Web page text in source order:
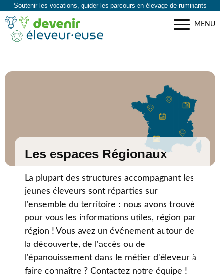
Soutenir les vocations, guider les parcours en élevage de ruminants
MENU
Les espaces Régionaux
La plupart des structures accompagnant les
jeunes éleveurs sont réparties sur
l'ensemble du territoire : nous avons trouvé
pour vous les informations utiles, région par
région ! Vous avez un événement autour de
la découverte, de l'accès ou de
l'épanouissement dans le métier d'éleveur à
faire connaître ? Contactez notre équipe !